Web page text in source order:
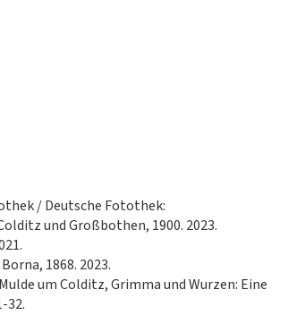
/ Deutsche Fotothek:
und Großbothen, 1900. 2023.
1868. 2023.
um Colditz, Grimma und Wurzen: Eine
32.